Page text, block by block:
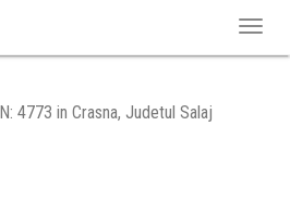
4773 in Crasna, Judetul Salaj